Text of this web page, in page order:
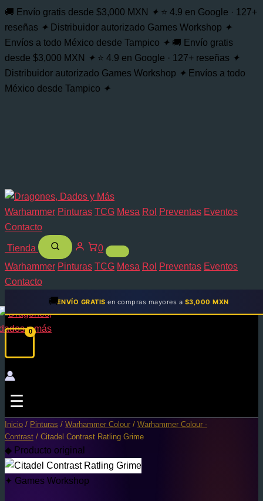
🚚 Envío gratis desde $3,000 MXN ✦ ⭐ 4.9 en Google · 127+
reseñas ✦ Distribuidor autorizado Games Workshop ✦
Envíos a todo México desde Tampico ✦ 🚚 Envío gratis
desde $3,000 MXN
✦ ⭐ 4.9 en Google · 127+ reseñas ✦
Distribuidor autorizado Games Workshop ✦ Envíos a todo
México desde Tampico ✦
Warhammer Pinturas TCG Mesa Rol Preventas Eventos
Contacto
Tienda
0
Warhammer Pinturas TCG Mesa Rol Preventas Eventos
Contacto
🚚ENVÍO GRATIS en compras mayores a $3,000 MXN
Ir
contenido
☰
Inicio / Pinturas / Warhammer Colour / Warhammer Colour -
Contrast / Citadel Contrast Ratling Grime
◆ Producto original
✦ Games Workshop
Contrast
Ratling
Grime
cantidad